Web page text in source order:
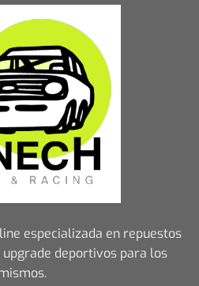
especializada en repuestos
deportivos para los